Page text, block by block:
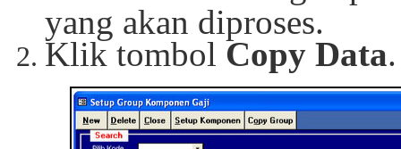
yang akan diproses.
Klik tombol Copy Data.